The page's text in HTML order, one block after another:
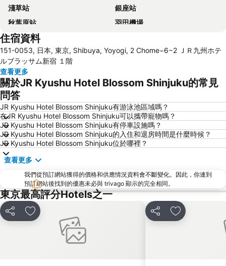
淺草站
銀座站
秋葉原站
羽田機場
品川站
錦系釘站
橫濱車站
東京迪士尼
日本橋站
Shibuya
Haneda Airport International Terminal Station
赤坂站
東京巨蛋城
六本木車站
原宿站
羽田機場 東京國際機場
幕張展覽館
築地魚市場
太陽城
Nippori Station
Tachikawa Station
赤羽站
Omiya Station
Ginza Metro Station
住宿資料
151-0053, 日本, 東京, Shibuya, Yoyogi, 2 Chome−6−2 ＪＲ九州ホテ
ルブラッサム新宿 １階
查看更多
關於JR Kyushu Hotel Blossom Shinjuku的常見
問答
JR Kyushu Hotel Blossom Shinjuku有游泳池區域嗎？
在JR Kyushu Hotel Blossom Shinjuku可以攜帶寵物嗎？
JR Kyushu Hotel Blossom Shinjuku有停車設施嗎？
JR Kyushu Hotel Blossom Shinjuku的入住和退房時間是什麼時候？
JR Kyushu Hotel Blossom Shinjuku位於哪裡？
查看更多
我們從預訂網站獲得的價格和供應情況資料會不斷變化。因此，你連到
預訂網站後找到的優惠未必與 trivago 顯示的完全相同。
東京最高評分Hotels之一
分享 放到收藏夾 分享 放到收藏夾